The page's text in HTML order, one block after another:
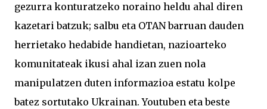
gezurra konturatzeko noraino heldu ahal diren
kazetari batzuk; salbu eta OTAN barruan dauden
herrietako hedabide handietan, nazioarteko
komunitateak ikusi ahal izan zuen nola
manipulatzen duten informazioa estatu kolpe
batez sortutako Ukrainan. Youtuben eta beste